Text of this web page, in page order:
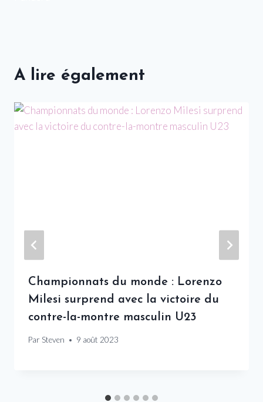
A lire également
Championnats du monde : Lorenzo
Milesi surprend avec la victoire du
contre-la-montre masculin U23
Par Steven 9 août 2023